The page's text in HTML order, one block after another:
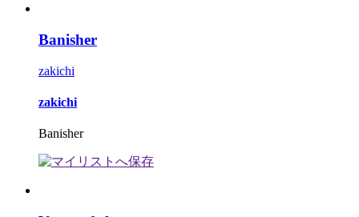
Banisher
zakichi
zakichi
Banisher